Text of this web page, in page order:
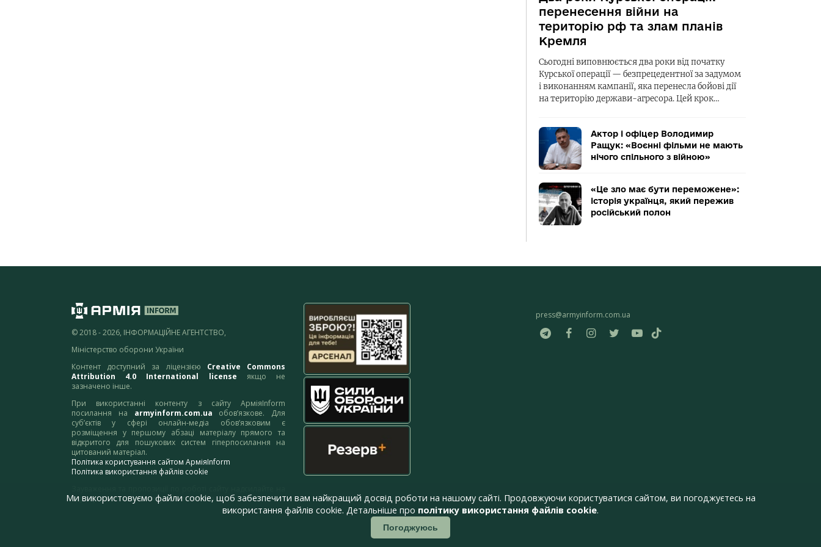
перенесення війни на
територію рф та злам планів
Кремля
Сьогодні виповнюється два роки від початку
Курської операції — безпрецедентної за задумом
і виконанням кампанії, яка перенесла бойові дії
на територію держави-агресора. Цей крок…
Актор і офіцер Володимир
Ращук: «Воєнні фільми не мають
нічого спільного з війною»
«Це зло має бути переможене»:
історія українця, який пережив
російський полон
© 2018 - 2026, ІНФОРМАЦІЙНЕ АГЕНТСТВО,
Міністерство оборони України
Контент доступний за ліцензією Creative Commons
Attribution 4.0 International license якщо не
зазначено інше.
При використанні контенту з сайту АрміяInform
посилання на armyinform.com.ua обов’язкове. Для
суб’єктів у сфері онлайн-медіа обов’язковим є
розміщення у першому абзаці матеріалу прямого та
відкритого для пошукових систем гіперпосилання на
цитований матеріал.
Політика користування сайтом АрміяInform
Політика використання файлів cookie
адресу:webmaster@armyinform.com.ua
press@armyinform.com.ua
Ми використовуємо файли cookie, щоб забезпечити вам найкращий досвід роботи на нашому сайті. Продовжуючи користуватися сайтом, ви погоджуєтесь на
використання файлів cookie. Детальніше про політику використання файлів cookie.
Погоджуюсь